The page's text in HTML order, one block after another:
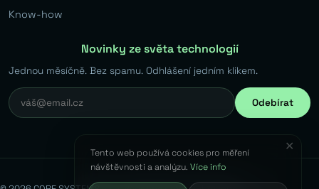
Know-how
Novinky ze světa technologií
Jednou měsíčně. Bez spamu. Odhlášení jedním klikem.
Odebírat
✕
Tento web používá cookies pro měření
návštěvnosti a analýzu.Více info